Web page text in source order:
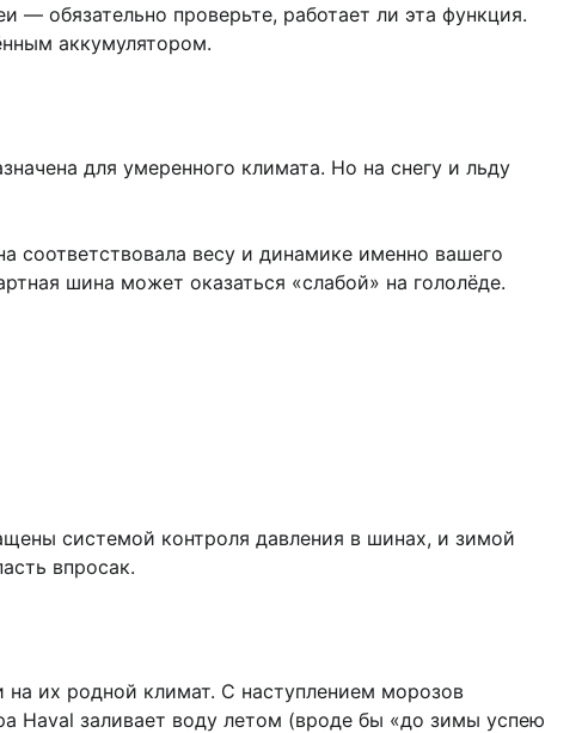
— обязательно проверьте, работает ли эта функция.
аккумулятором.
для умеренного климата. Но на снегу и льду
соответствовала весу и динамике именно вашего
шина может оказаться «слабой» на гололёде.
системой контроля давления в шинах, и зимой
впросак.
их родной климат. С наступлением морозов
Haval заливает воду летом (вроде бы «до зимы успею